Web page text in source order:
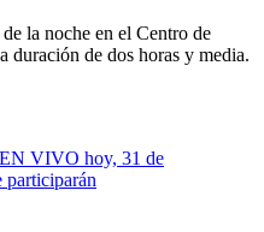
la noche en el Centro de
duración de dos horas y media.